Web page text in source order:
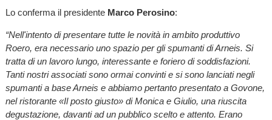
Lo conferma il presidente Marco Perosino:
“Nell'intento di presentare tutte le novità in ambito produttivo
Roero, era necessario uno spazio per gli spumanti di Arneis. Si
tratta di un lavoro lungo, interessante e foriero di soddisfazioni.
Tanti nostri associati sono ormai convinti e si sono lanciati negli
spumanti a base Arneis e abbiamo pertanto presentato a Govone,
nel ristorante «Il posto giusto» di Monica e Giulio, una riuscita
degustazione, davanti ad un pubblico scelto e attento. Erano